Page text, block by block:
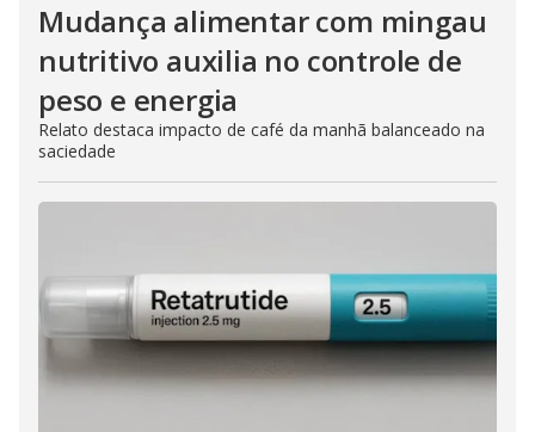
Mudança alimentar com mingau
nutritivo auxilia no controle de
peso e energia
Relato destaca impacto de café da manhã balanceado na
saciedade